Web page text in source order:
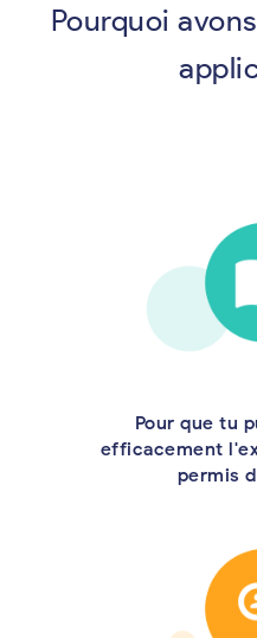
Pourquoi
Pour que tu
efficacement
permis